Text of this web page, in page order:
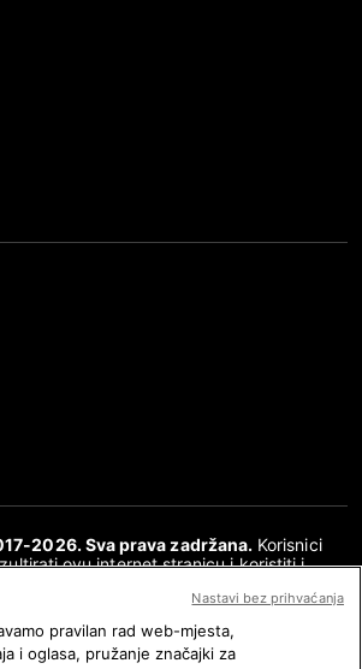
2026. Sva prava zadržana. Korisnici
ovu internet stranicu i koristiti i
posebno bilo kakva vrsta reproduciranja,
distribucija sadržaja ove internet
djelomično, za bilo koju drugu namjenu i/ili
strogo je zabranjena bez posebne
pravilan rad web-mjesta,
i oglasa, pružanje značajki za
Nastavi bez prihvaćanja